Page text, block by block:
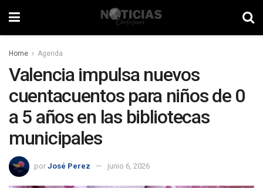
Home Agenda
Valencia impulsa nuevos
cuentacuentos para niños de 0
a 5 años en las bibliotecas
municipales
por José Perez junio 6, 2026